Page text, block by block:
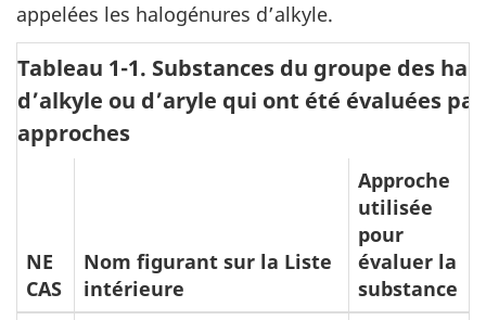
appelées les halogénures d’alkyle.
Tableau 1-1. Substances du groupe des
d’alkyle ou d’aryle qui ont été évaluées
approches
NE
CAS
Nom figurant sur la Liste
intérieure
Approche
utilisée
pour
évaluer la
substance